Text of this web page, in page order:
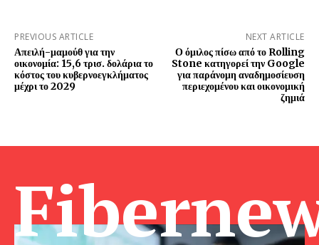
PREVIOUS ARTICLE
Απειλή-μαμούθ για την
οικονομία: 15,6 τρισ. δολάρια το
κόστος του κυβερνοεγκλήματος
μέχρι το 2029
NEXT ARTICLE
Ο όμιλος πίσω από το Rolling
Stone κατηγορεί την Google
για παράνομη αναδημοσίευση
περιεχομένου και οικονομική
ζημιά